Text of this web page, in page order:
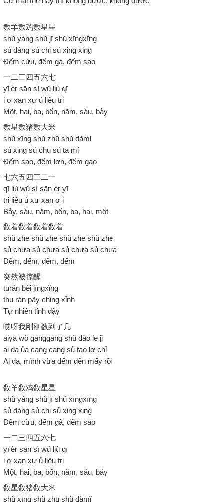
数羊数鸡数星星
shǔ yáng shǔ jī shǔ xīngxīng
sủ dáng sủ chi sủ xing xing
Đếm cừu, đếm gà, đếm sao
一二三四五六七
yī'èr sān sì wǔ liù qī
i ơ xan xư ủ liêu tri
Một, hai, ba, bốn, năm, sáu, bảy
数星数猪数大米
shǔ xīng shǔ zhū shǔ dàmǐ
sủ xing sủ chu sủ ta mỉ
Đếm sao, đếm lợn, đếm gạo
七六五四三二一
qī liù wǔ sì sān èr yī
tri liêu ủ xư xan ơ i
Bảy, sáu, năm, bốn, ba, hai, một
数着数着数着数着
shǔ zhe shǔ zhe shǔ zhe shǔ zhe
sủ chưa sủ chưa sủ chưa sủ chưa
Đếm, đếm, đếm, đếm
突然被惊醒
tūrán bèi jīngxǐng
thu rán pây ching xỉnh
Tự nhiên tỉnh dậy
哎呀我刚刚数到了几
āiyā wǒ gānggāng shǔ dào le jǐ
ai da ủa cang cang sủ tao lơ chỉ
Ai da, mình vừa đếm đến mấy rồi
数羊数鸡数星星
shǔ yáng shǔ jī shǔ xīngxīng
sủ dáng sủ chi sủ xing xing
Đếm cừu, đếm gà, đếm sao
一二三四五六七
yī'èr sān sì wǔ liù qī
i ơ xan xư ủ liêu tri
Một, hai, ba, bốn, năm, sáu, bảy
数星数猪数大米
shǔ xīng shǔ zhū shǔ dàmǐ